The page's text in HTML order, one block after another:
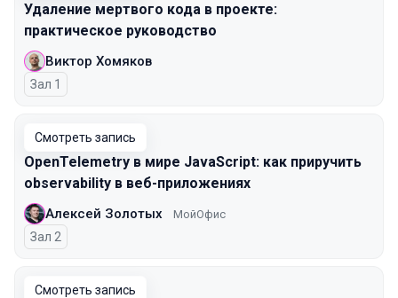
Удаление мертвого кода в проекте:
практическое руководство
Виктор Хомяков
Зал 1
Смотреть запись
OpenTelemetry в мире JavaScript: как приручить
observability в веб-приложениях
Алексей Золотых МойОфис
Зал 2
Смотреть запись